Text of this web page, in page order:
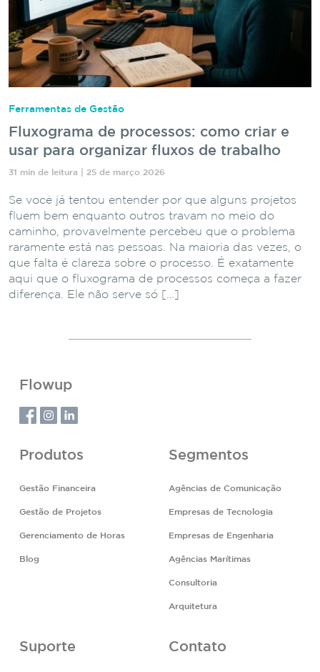
Ferramentas de Gestão
Fluxograma de processos: como criar e
usar para organizar fluxos de trabalho
31 min de leitura | 25 de março 2026
Se você já tentou entender por que alguns projetos
fluem bem enquanto outros travam no meio do
caminho, provavelmente percebeu que o problema
raramente está nas pessoas. Na maioria das vezes, o
que falta é clareza sobre o processo. É exatamente
aqui que o fluxograma de processos começa a fazer
diferença. Ele não serve só […]
Flowup
Produtos
Gestão Financeira
Gestão de Projetos
Gerenciamento de Horas
Blog
Segmentos
Agências de Comunicação
Empresas de Tecnologia
Empresas de Engenharia
Agências Marítimas
Consultoria
Arquitetura
Suporte Contato